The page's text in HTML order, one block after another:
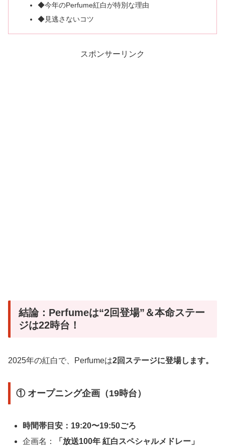
◆今年のPerfume紅白が特別な理由
◆見逃さないコツ
スポンサーリンク
結論：Perfumeは“2回登場”＆本命ステー
ジは22時台！
2025年の紅白で、Perfumeは2回ステージに登場します。
① オープニング企画（19時台）
時間帯目安：19:20〜19:50ごろ
企画名：
「放送100年 紅白スペシャルメドレー」